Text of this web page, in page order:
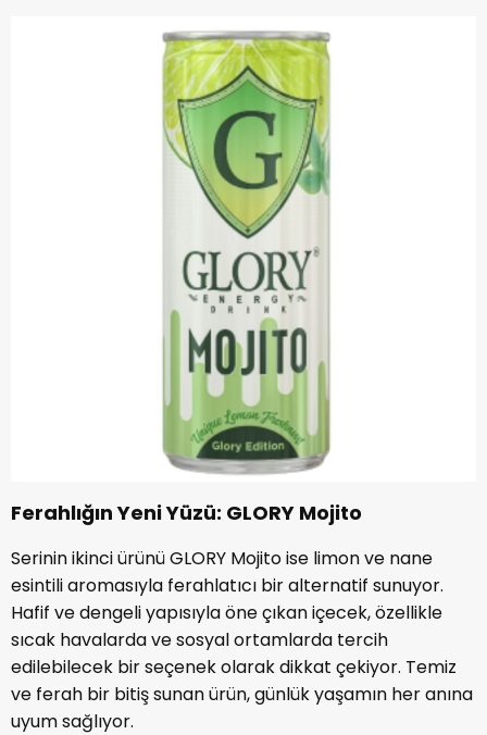
Ferahlığın Yeni Yüzü: GLORY Mojito
Serinin ikinci ürünü GLORY Mojito ise limon ve nane
esintili aromasıyla ferahlatıcı bir alternatif sunuyor.
Hafif ve dengeli yapısıyla öne çıkan içecek, özellikle
sıcak havalarda ve sosyal ortamlarda tercih
edilebilecek bir seçenek olarak dikkat çekiyor. Temiz
ve ferah bir bitiş sunan ürün, günlük yaşamın her anına
uyum sağlıyor.